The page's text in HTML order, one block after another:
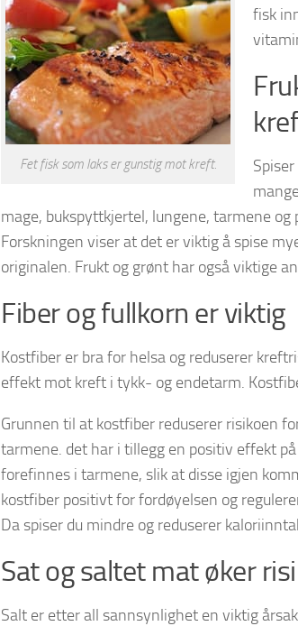
Fet fisk som laks er gunstig mot kreft.
fisk
mage, bukspyttkjertel, lungene, tarmene
Forskningen viser at det er viktig å spise
originalen. Frukt og grønt har også viktige
Fiber og fullkorn er viktig
Kostfiber er bra for helsa og reduserer
effekt mot kreft i tykk- og endetarm.
Grunnen til at kostfiber reduserer risikoen
tarmene. det har i tillegg en positiv effekt
forefinnes i tarmene, slik at disse igjen
kostfiber positivt for fordøyelsen og
Da spiser du mindre og reduserer
Sat og saltet mat øker
Salt er etter all sannsynlighet en viktig